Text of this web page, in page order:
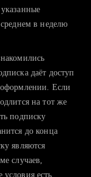
поднимаете
оценить шансы
в неделю
даёт доступ
Если
на тот же
подписку
до конца
являются
случаев,
есть